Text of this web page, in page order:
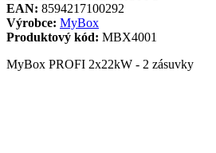
EAN: 8594217100292
Výrobce: MyBox
Produktový kód: MBX4001
MyBox PROFI 2x22kW - 2 zásuvky